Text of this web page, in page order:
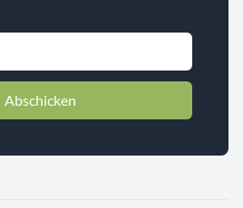
Abschicken